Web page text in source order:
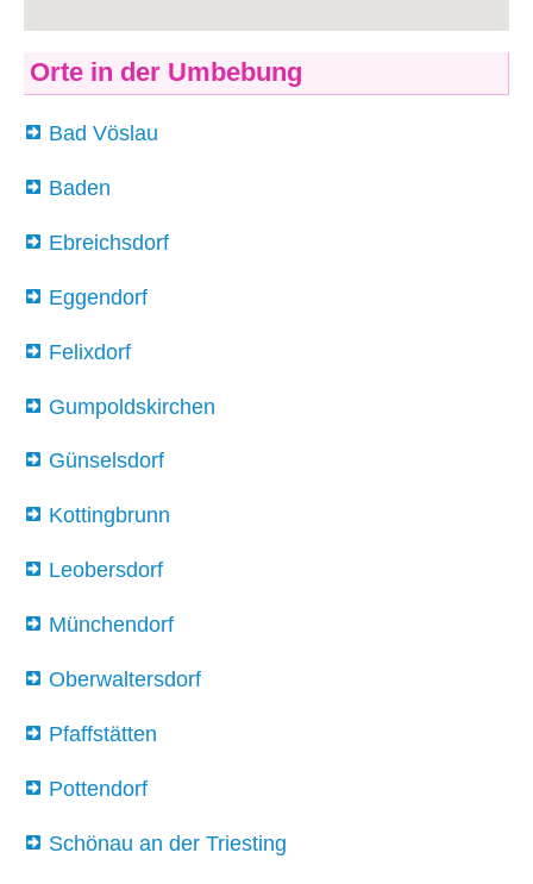
Orte in der Umbebung
Bad Vöslau
Baden
Ebreichsdorf
Eggendorf
Felixdorf
Gumpoldskirchen
Günselsdorf
Kottingbrunn
Leobersdorf
Münchendorf
Oberwaltersdorf
Pfaffstätten
Pottendorf
Schönau an der Triesting